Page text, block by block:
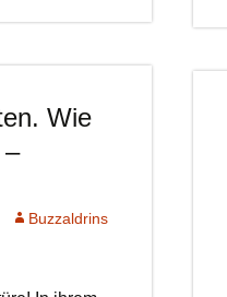
Wie
Buzzaldrins